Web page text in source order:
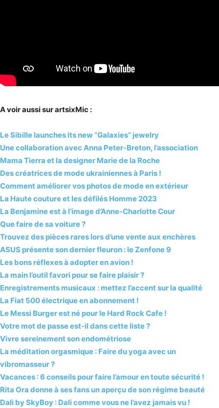
A voir aussi sur artsixMic :
Le Sibille launches its new “Galaxies” jewelry
Une collaboration avec Anna Peter-Breton, l’association
Mama Tierra et la designer Marie de la Roche
Des créatrices de mode ukrainiennes à Paris !
Comment améliorer vos photos de mode en extérieur
La Haute couture et les défilés Homme 2023
La Benjamine est à l’image d’Anne-Charlotte Cour
Que faire de sa voiture ?
Trouvez des pièces rares lors d’une vente aux enchères
ASUS présente son dernier fleuron : le Zenfone 9
Les bons réflexes à adopter en avion !
La main l’outil favori pour se faire plaisir ?
Enregistrements musicaux : mettez l’accent sur la qualité
La Fiat 500 électrique en abonnement !
Le Messi Burger est né pour le Hard Rock Cafe !
Votre mot de passe est-il dans cette liste ?
Vivre sereinement son endométriose
La méditation orgasmique : Faire du yoga avec un
vibromasseur ?
Vacances : 6 conseils pour faire l’amour en toute sécurité !
Rita Ora donne à ses fans un aperçu de son régime beauté
Dali by SkyBoy : Dali comme vous ne l’avez jamais vu !